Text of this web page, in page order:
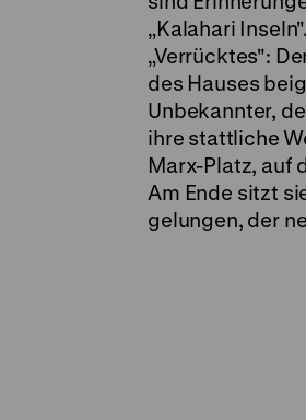
„Kalahari
„Verrücktes":
des Hauses
Unbekannter,
ihre stattliche
Marx-Platz, auf
Am Ende sitzt
gelungen, der